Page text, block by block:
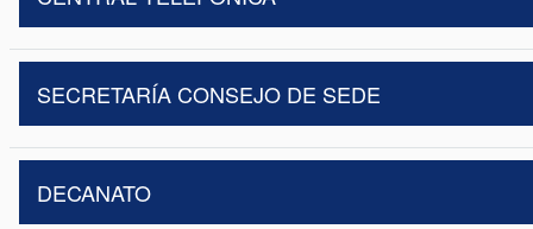
SECRETARÍA CONSEJO DE SEDE
DECANATO